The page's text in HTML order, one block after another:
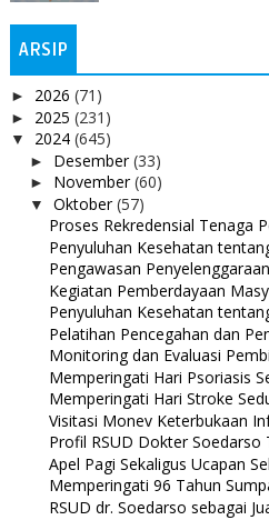
ARSIP
► 2026 (71)
► 2025 (231)
▼ 2024 (645)
► Desember(33)
► November(60)
▼ Oktober(57)
Proses Rekredensial Tenaga
Penyuluhan Kesehatan
Pengawasan
Kegiatan Pemberdayaan
Penyuluhan Kesehatan
Pelatihan Pencegahan dan
Monitoring dan Evaluasi
Memperingati Hari Psoriasis
Memperingati Hari Stroke
Visitasi Monev Keterbukaan
Profil RSUD Dokter Soedarso
Apel Pagi Sekaligus Ucapan
Memperingati 96 Tahun
RSUD dr. Soedarso sebagai